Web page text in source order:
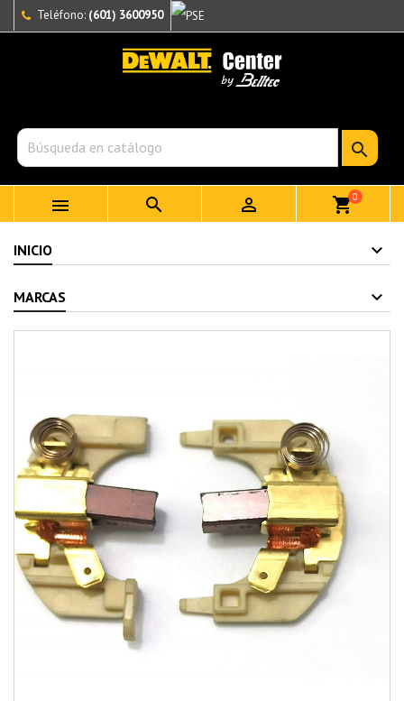
Teléfono: (601) 3600950

   shopping_cart0
INICIO
MARCAS